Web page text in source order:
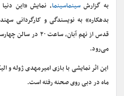
به گزارشسینماسینما، نمایش «این
بدهکاره» به نویسندگی و کارگردانی
‌قدس از نهم آبان،
می‌رود.
این اثر نمایشی با بازی امیرمهدی ژوله و
ماه در دبی روی صحنه رفته است.